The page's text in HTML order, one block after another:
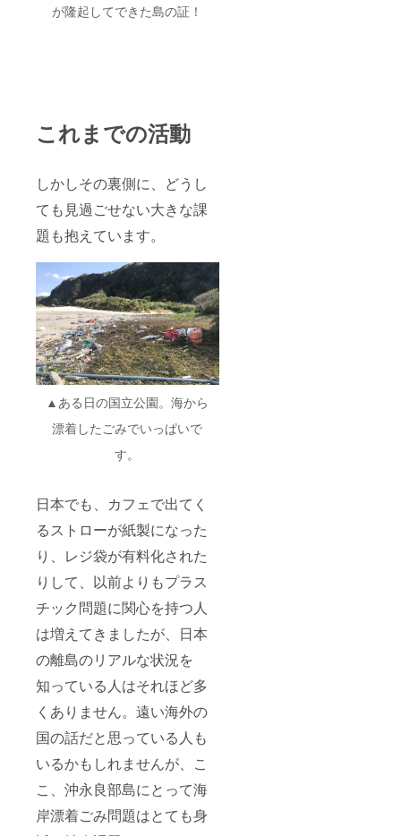
が隆起してできた島の証！
これまでの活動
しかしその裏側に、どうし
ても見過ごせない大きな課
題も抱えています。
▲ある日の国立公園。海から
漂着したごみでいっぱいで
す。
日本でも、カフェで出てく
るストローが紙製になった
り、レジ袋が有料化された
りして、以前よりもプラス
チック問題に関心を持つ人
は増えてきましたが、日本
の離島のリアルな状況を
知っている人はそれほど多
くありません。遠い海外の
国の話だと思っている人も
いるかもしれませんが、こ
こ、沖永良部島にとって海
岸漂着ごみ問題はとても身